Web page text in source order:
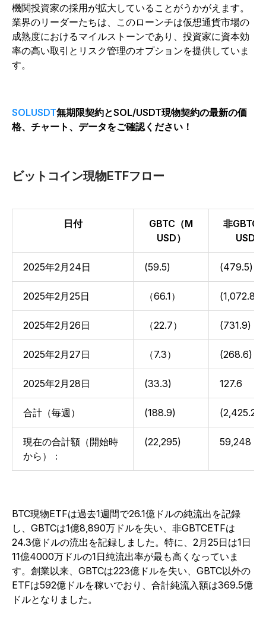
機関投資家の採用が拡大していることがうかがえます。
業界のリーダーたちは、このローンチは仮想通貨市場の
成熟度におけるマイルストーンであり、投資家に資本効
率の高い取引とリスク管理のオプションを提供していま
す。
SOLUSDT無期限契約とSOL/USDT現物契約の最新の価
格、チャート、データをご確認ください！
ビットコイン現物ETFフロー
日付
GBTC（M
USD）
非GBTC
USD）
2025年2月24日 (59.5) (479.5)
2025年2月25日 （66.1） (1,072.8)
2025年2月26日 （22.7） (731.9)
2025年2月27日 （7.3） (268.6)
2025年2月28日 (33.3) 127.6
合計（毎週） (188.9) (2,425.2)
現在の合計額（開始時
から）：
(22,295) 59,248
BTC現物ETFは過去1週間で26.1億ドルの純流出を記録
し、GBTCは1億8,890万ドルを失い、非GBTCETFは
24.3億ドルの流出を記録しました。特に、2月25日は1日
11億4000万ドルの1日純流出率が最も高くなっていま
す。創業以来、GBTCは223億ドルを失い、GBTC以外の
ETFは592億ドルを稼いでおり、合計純流入額は369.5億
ドルとなりました。